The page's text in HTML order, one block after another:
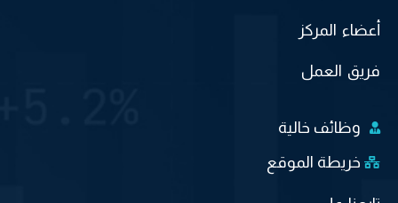
أعضاء المركز
فريق العمل
وظائف خالية
خريطة الموقع